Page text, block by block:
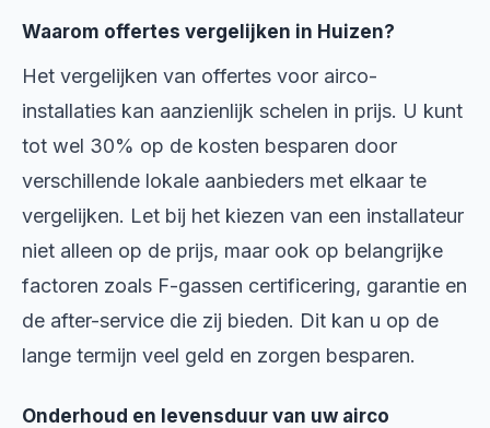
Waarom offertes vergelijken in Huizen?
Het vergelijken van offertes voor airco-
installaties kan aanzienlijk schelen in prijs. U kunt
tot wel 30% op de kosten besparen door
verschillende lokale aanbieders met elkaar te
vergelijken. Let bij het kiezen van een installateur
niet alleen op de prijs, maar ook op belangrijke
factoren zoals F-gassen certificering, garantie en
de after-service die zij bieden. Dit kan u op de
lange termijn veel geld en zorgen besparen.
Onderhoud en levensduur van uw airco